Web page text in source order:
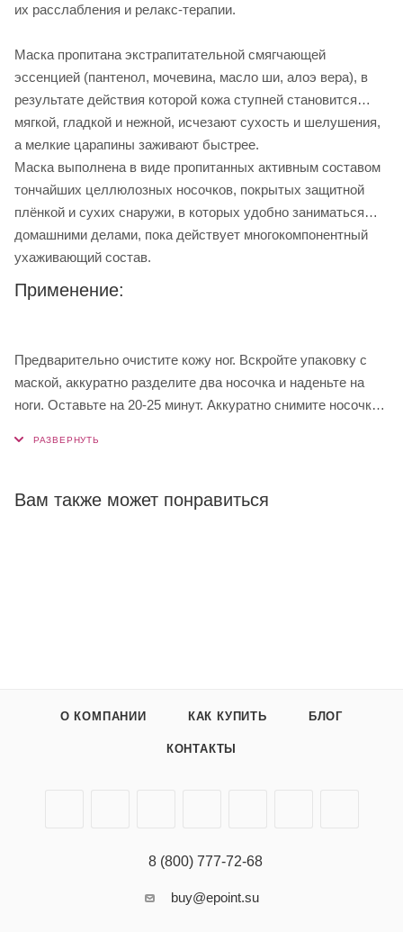
их расслабления и релакс-терапии.
Маска пропитана экстрапитательной смягчающей
эссенцией (пантенол, мочевина, масло ши, алоэ вера), в
результате действия которой кожа ступней становится
мягкой, гладкой и нежной, исчезают сухость и шелушения,
а мелкие царапины заживают быстрее.
Маска выполнена в виде пропитанных активным составом
тончайших целлюлозных носочков, покрытых защитной
плёнкой и сухих снаружи, в которых удобно заниматься
домашними делами, пока действует многокомпонентный
ухаживающий состав.
Применение:
Предварительно очистите кожу ног. Вскройте упаковку с
маской, аккуратно разделите два носочка и наденьте на
ноги. Оставьте на 20-25 минут. Аккуратно снимите носочки
Вам также может понравиться
О КОМПАНИИ КАК КУПИТЬ БЛОГ
КОНТАКТЫ
8 (800) 777-72-68
buy@epoint.su